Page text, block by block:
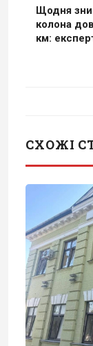
Щодня
колона
км:
СХОЖІ